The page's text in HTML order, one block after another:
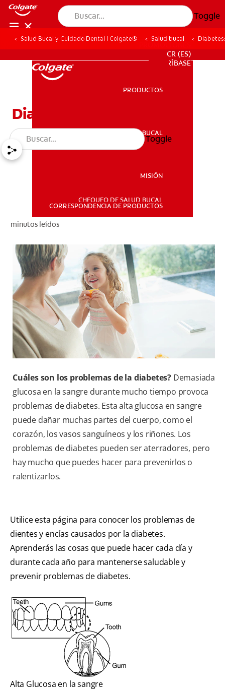
Toggle
SALUD BUCAL
CORRESPONDENCIA DE PRODUCTOS
PROMOCIONES
CR (ES)
SUSCRÍBASE
PRODUCTOS
SALUD BUCAL
MISIÓN
CHEQUEO DE SALUD BUCAL
CORRESPONDENCIA DE PRODUCTOS
Toggle
Salud Bucal y Cuidado Dental | Colgate® Salud bucal
Diabetes: Consejos
minutos leídos
Cuáles son los problemas de la diabetes? Demasiada
glucosa en la sangre durante mucho tiempo provoca
problemas de diabetes. Esta alta glucosa en sangre
puede dañar muchas partes del cuerpo, como el
corazón, los vasos sanguíneos y los riñones. Los
problemas de diabetes pueden ser aterradores, pero
hay mucho que puedes hacer para prevenirlos o
ralentizarlos.
Utilice esta página para conocer los problemas de
dientes y encías causados por la diabetes.
Aprenderás las cosas que puede hacer cada día y
durante cada año para mantenerse saludable y
prevenir problemas de diabetes.
Alta Glucosa en la sangre